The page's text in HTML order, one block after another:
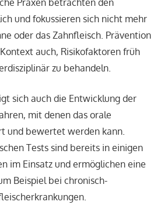
und fokussieren sich nicht mehr
oder das Zahnfleisch. Prävention
auch, Risikofaktoren früh
zu behandeln.
sich auch die Entwicklung der
mit denen das orale
und bewertet werden kann.
Tests sind bereits in einigen
im Einsatz und ermöglichen eine
Beispiel bei chronisch-